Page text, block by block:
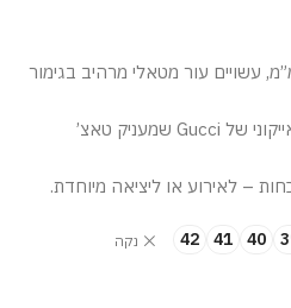
עקב יוקרתיים בגובה 75 מ”מ, עשויים עור מטאלי מרהיב בגימור
מעוטרים באבזם Horsebit האייקוני של Gucci שמעניק טאצ’
– לאירוע או ליציאה מיוחדת.
40
41
42 נקה